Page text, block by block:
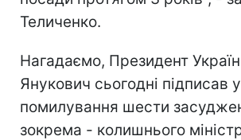
Теличенко.
Нагадаємо, Президент
Янукович сьогодні підписав
помилування шести
зокрема - колишнього